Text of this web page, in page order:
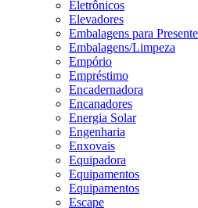
Eletrônicos
Elevadores
Embalagens para
Embalagens/Limpeza
Empório
Empréstimo
Encadernadora
Encanadores
Energia Solar
Engenharia
Enxovais
Equipadora
Equipamentos
Equipamentos
Escape